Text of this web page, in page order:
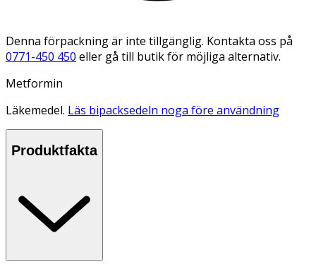
Denna förpackning är inte tillgänglig. Kontakta oss på
0771-450 450 eller gå till butik för möjliga alternativ.
Metformin
Läkemedel. Läs bipacksedeln noga före användning
Produktfakta